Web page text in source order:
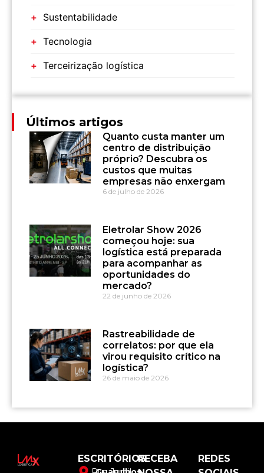
Sustentabilidade
Tecnologia
Terceirização logística
Últimos artigos
Quanto custa manter um
centro de distribuição
próprio? Descubra os
custos que muitas
empresas não enxergam
6 de julho de 2026
Eletrolar Show 2026
começou hoje: sua
logística está preparada
para acompanhar as
oportunidades do
mercado?
22 de junho de 2026
Rastreabilidade de
correlatos: por que ela
virou requisito crítico na
logística?
26 de maio de 2026
ESCRITÓRIOSRECEBA
REDES